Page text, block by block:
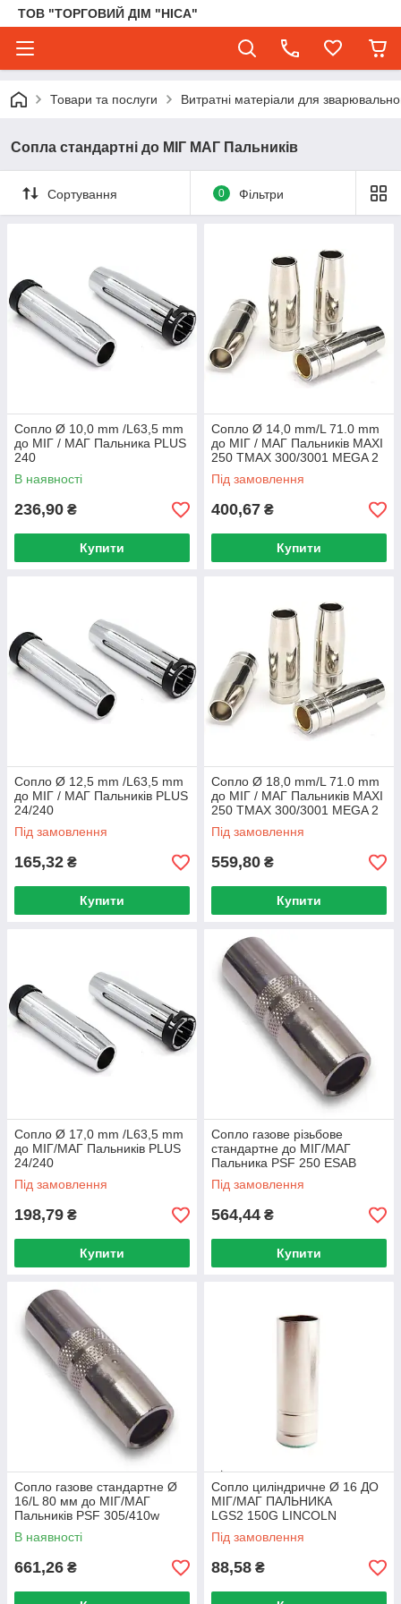
ТОВ "ТОРГОВИЙ ДІМ "НІСА"
Товари та послуги Витратні матеріали для
Сопла стандартні до МІГ МАГ Пальників
Сортування 0 Фільтри
Сопло Ø 10,0 mm /L63,5 mm
до МІГ / МАГ Пальника PLUS
240
В наявності
236,90 ₴
Купити
Сопло Ø 14,0 mm/L 71.0 mm
до МІГ / МАГ Пальників MAXI
250 TMAX 300/3001 MEGA 2
Під замовлення
400,67 ₴
Купити
Сопло Ø 12,5 mm /L63,5 mm
до МІГ / МАГ Пальників PLUS
24/240
Під замовлення
165,32 ₴
Купити
Сопло Ø 18,0 mm/L 71.0 mm
до МІГ / МАГ Пальників MAXI
250 TMAX 300/3001 MEGA 2
Під замовлення
559,80 ₴
Купити
Сопло Ø 17,0 mm /L63,5 mm
до МІГ/МАГ Пальників PLUS
24/240
Під замовлення
198,79 ₴
Купити
Сопло газове різьбове
стандартне до МІГ/МАГ
Пальника PSF 250 ESAB
Під замовлення
564,44 ₴
Купити
Сопло газове стандартне Ø
16/L 80 мм до МІГ/МАГ
Пальників PSF 305/410w
ESAB
В наявності
661,26 ₴
Сопло циліндричне Ø 16 ДО
МІГ/МАГ ПАЛЬНИКА
LGS2 150G LINCOLN
ELECTRIC
Під замовлення
88,58 ₴